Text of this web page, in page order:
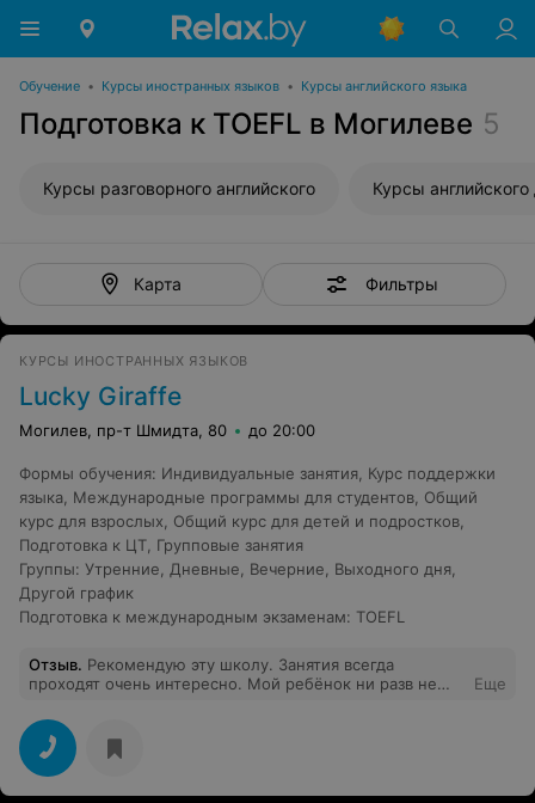
Обучение • Курсы иностранных языков • Курсы английского языка
Подготовка к TOEFL в Могилеве 5
Курсы разговорного английского
Карта Фильтры
КУРСЫ ИНОСТРАННЫХ ЯЗЫКОВ
Lucky Giraffe
Могилев, пр-т Шмидта, 80 до 20:00
Формы обучения: Индивидуальные занятия Курс поддержки
языка Международные программы для студентов Общий
курс для взрослых
Общий курс для детей и подростков
Подготовка к ЦТ Групповые занятия
Группы: Утренние Дневные Вечерние Выходного дня
Другой график
Подготовка к международным экзаменам: TOEFL
Отзыв. Рекомендую эту школу. Занятия всегда
проходят очень интересно. Мой ребёнок ни разв не
Еще